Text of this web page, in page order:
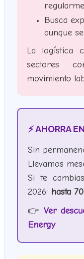
Busca
aunque
La logística
sectores
movimiento
⚡ AHORRA
Sin
Llevamos
Si te
2026: hasta
👉 Ver
Energy